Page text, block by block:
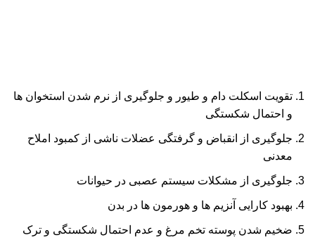
تقویت اسکلت دام و طیور و جلوگیری از نرم شدن استخوان ها
و احتمال شکستگی
جلوگیری از انقباض و گرفتگی عضلات ناشی از کمبود املاح
معدنی
جلوگیری از مشکلات سیستم عصبی در حیوانات
بهبود کارایی آنزیم ها و هورمون ها در بدن
ضخیم شدن پوسته تخم مرغ و عدم احتمال شکستگی و ترک